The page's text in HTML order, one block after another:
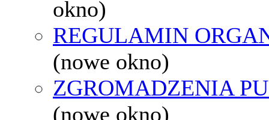
okno)
REGULAMIN
(nowe okno)
ZGROMADZENIA
(nowe okno)